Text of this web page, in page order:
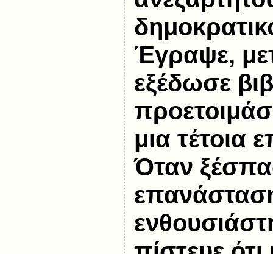
Έγραψε,
εξέδωσε
μια τέτοια
Όταν